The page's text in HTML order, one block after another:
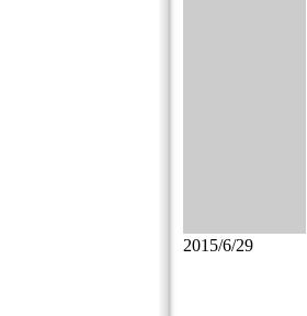
2015/6/29